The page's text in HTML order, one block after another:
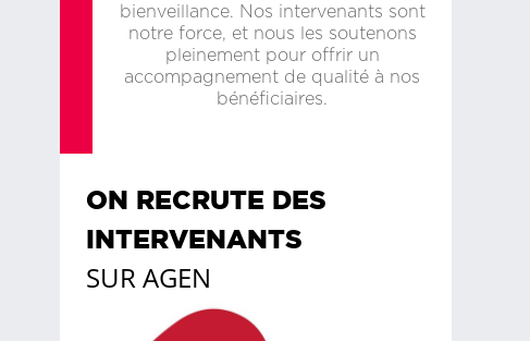
bienveillance. Nos intervenants sont
notre force, et nous les soutenons
pleinement pour offrir un
accompagnement de qualité à nos
bénéficiaires.
ON RECRUTE DES
INTERVENANTS
SURAGEN